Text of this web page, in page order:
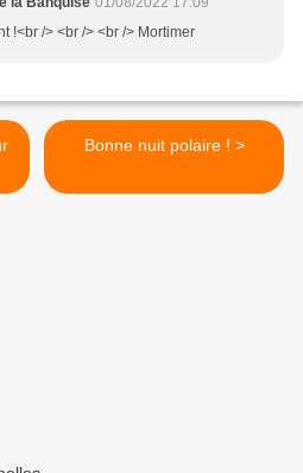
!<br /> <br /> <br /> Mortimer
Bonne nuit polaire ! >